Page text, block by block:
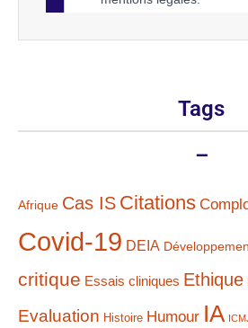
Tags
–
Afrique Cas IS Citations
Covid-19 DEIA
critique Essais cliniques Ethique
Evaluation Histoire Humour IA